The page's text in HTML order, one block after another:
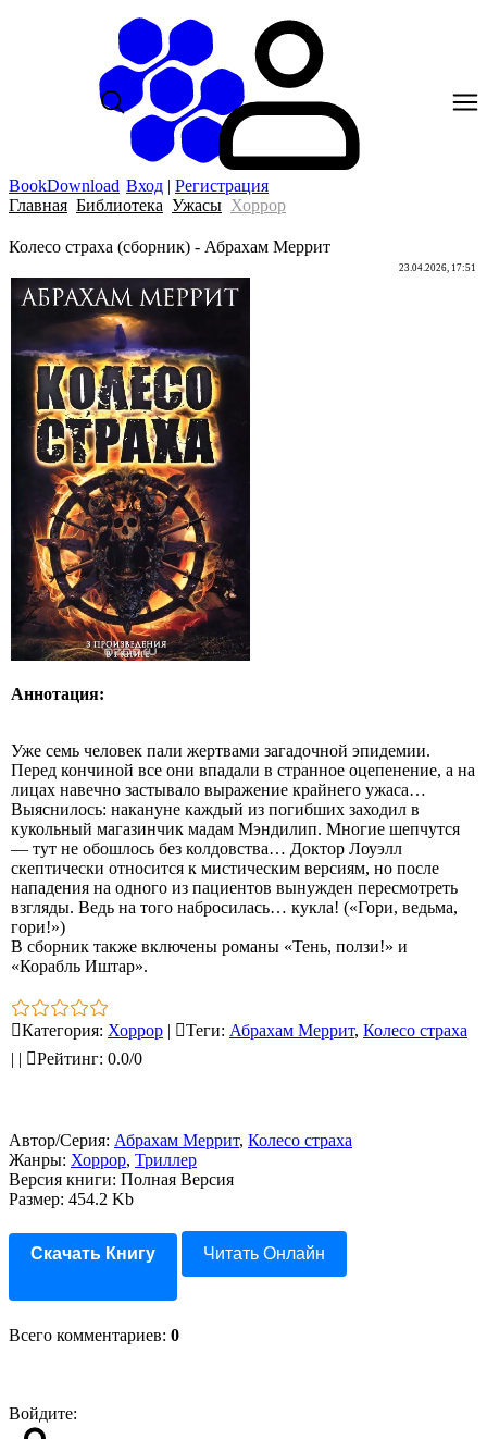
BookDownload Вход | Регистрация
Главная Библиотека Ужасы Хоррор
Колесо страха (сборник) - Абрахам Меррит
23.04.2026, 17:51
Аннотация:
Уже семь человек пали жертвами загадочной эпидемии.
Перед кончиной все они впадали в странное оцепенение, а на
лицах навечно застывало выражение крайнего ужаса…
Выяснилось: накануне каждый из погибших заходил в
кукольный магазинчик мадам Мэндилип. Многие шепчутся
— тут не обошлось без колдовства… Доктор Лоуэлл
скептически относится к мистическим версиям, но после
нападения на одного из пациентов вынужден пересмотреть
взгляды. Ведь на того набросилась… кукла! («Гори, ведьма,
гори!»)
В сборник также включены романы «Тень, ползи!» и
«Корабль Иштар».
Категория: Хоррор | Теги: Абрахам Меррит, Колесо страха
| | Рейтинг: 0.0/0
Автор/Серия: Абрахам Меррит, Колесо страха
Жанры: Хоррор, Триллер
Версия книги: Полная Версия
Размер: 454.2 Kb
Скачать Книгу Читать Онлайн
Всего комментариев: 0
Войдите: